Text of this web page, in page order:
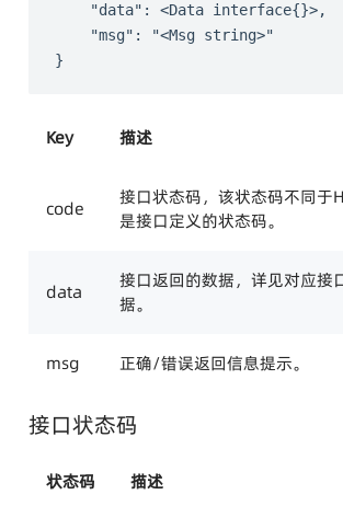
    "msg": "<Msg string>"
Key 描述
code
接口状态码，该状态码不同于
是接口定义的状态码。
data
接口返回的数据，详见对应接
据。
msg 正确/错误返回信息提示。
接口状态码
状态码 描述